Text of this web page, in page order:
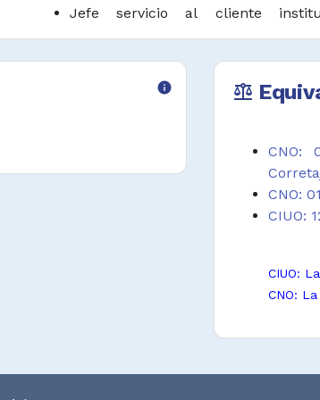
públicas,
Jefe servicio al cliente
financiera
info balance
CNO:
CNO:
CIUO:
CIUO:
CNO: